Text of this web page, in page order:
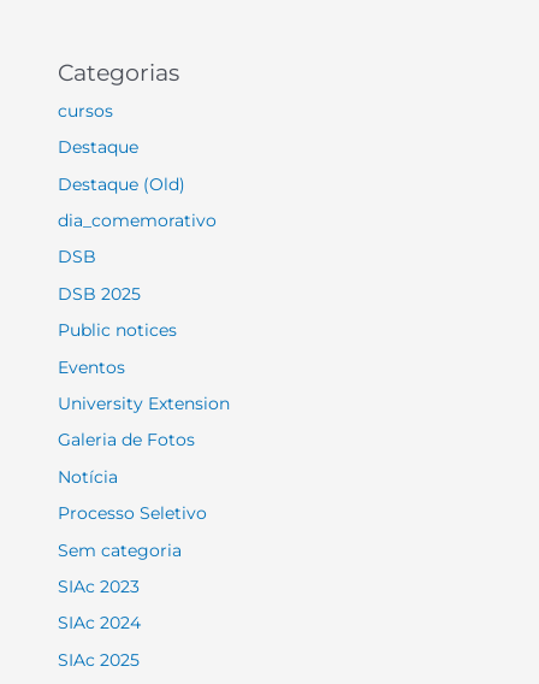
Categorias
cursos
Destaque
Destaque (Old)
dia_comemorativo
DSB
DSB 2025
Public notices
Eventos
University Extension
Galeria de Fotos
Notícia
Processo Seletivo
Sem categoria
SIAc 2023
SIAc 2024
SIAc 2025